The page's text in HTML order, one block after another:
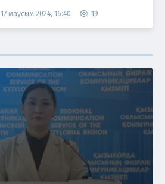
17 маусым 2024, 16:40 19